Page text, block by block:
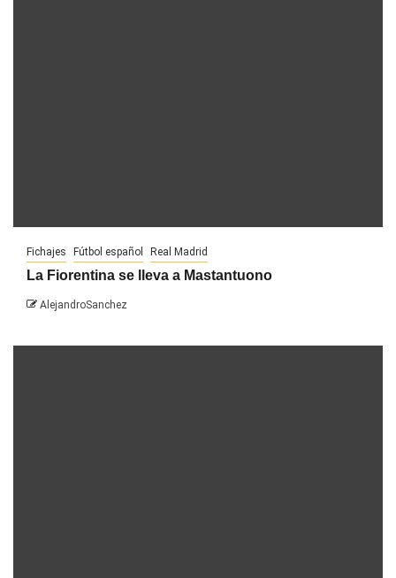
Fichajes Fútbol español Real Madrid
La Fiorentina se lleva a Mastantuono
AlejandroSanchez